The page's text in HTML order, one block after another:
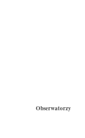
Obserwatorzy